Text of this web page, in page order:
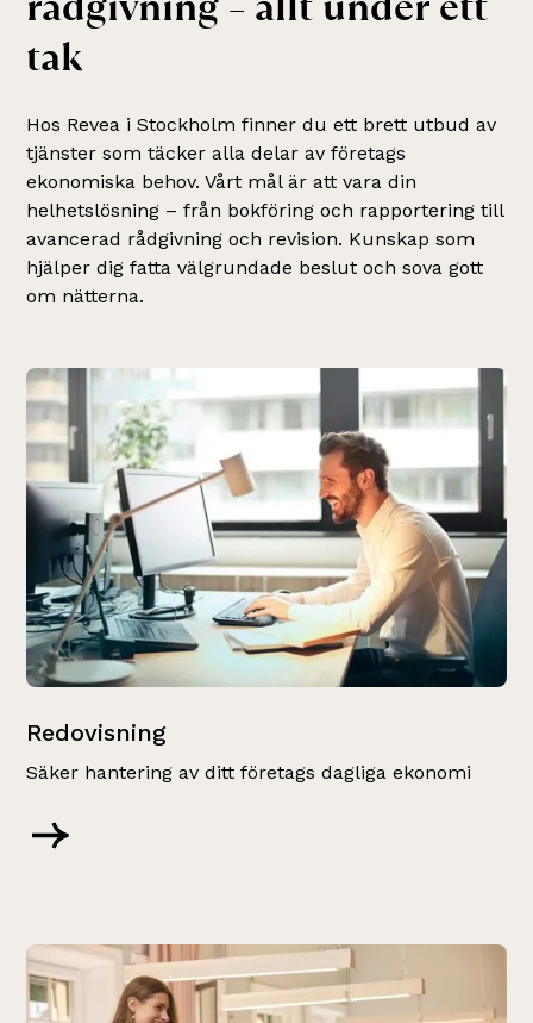
tak
Hos Revea i Stockholm finner du ett brett utbud av
tjänster som täcker alla delar av företags
ekonomiska behov. Vårt mål är att vara din
helhetslösning – från bokföring och rapportering till
avancerad rådgivning och revision. Kunskap som
hjälper dig fatta välgrundade beslut och sova gott
om nätterna.
Redovisning
Säker hantering av ditt företags dagliga ekonomi